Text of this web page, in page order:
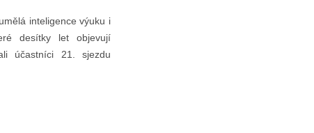
inteligence výuku i
desítky let objevují
účastníci 21. sjezdu